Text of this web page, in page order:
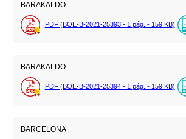
BARAKALDO
PDF (BOE-B-2021-25393 - 1 pág. - 159 KB)
BARAKALDO
PDF (BOE-B-2021-25394 - 1 pág. - 159 KB)
BARCELONA